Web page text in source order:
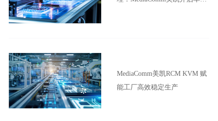
MediaComm美凯RCM KVM 赋
能工厂高效稳定生产